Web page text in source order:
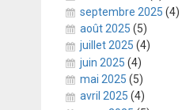
septembre 2025 (4)
août 2025 (5)
juillet 2025 (4)
juin 2025 (4)
mai 2025 (5)
avril 2025 (4)